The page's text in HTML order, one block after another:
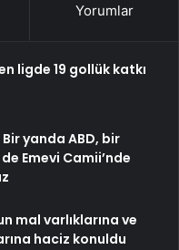
Yorumlar
ligde 19 gollük katkı
yanda ABD, bir
Emevi Camii’nde
mal varlıklarına ve
haciz konuldu